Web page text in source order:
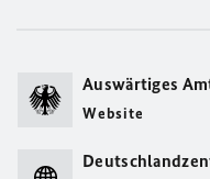
Auswärtiges
Website